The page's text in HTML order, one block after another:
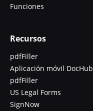
Funciones
Recursos
pdfFiller
Aplicación móvil DocHub
pdfFiller
US Legal Forms
SignNow